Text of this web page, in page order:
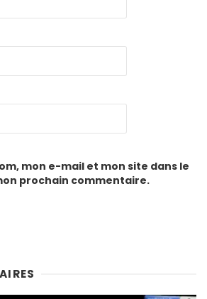
mon e-mail et mon site dans le
prochain commentaire.